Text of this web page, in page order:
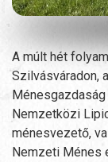
A múlt hét
Szilvásváradon,
Ménesgazdaság
Nemzetközi
ménesvezető,
Nemzeti Ménes